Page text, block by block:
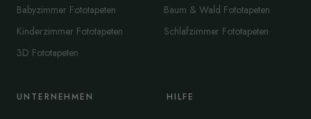
Babyzimmer Fototapeten
Kinderzimmer Fototapeten
3D Fototapeten
Baum & Wald Fototapeten
Schlafzimmer Fototapeten
UNTERNEHMEN HILFE